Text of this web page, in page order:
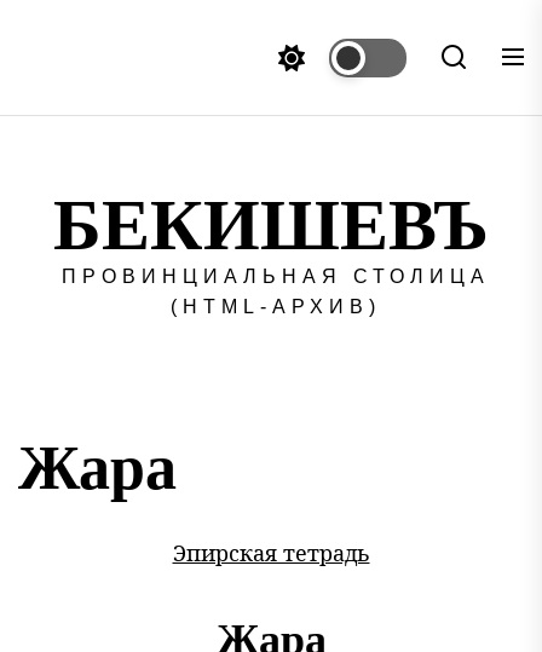
БЕКИШЕВЪ
ПРОВИНЦИАЛЬНАЯ СТОЛИЦА
(HTML-АРХИВ)
Жара
Эпирская тетрадь
Жара